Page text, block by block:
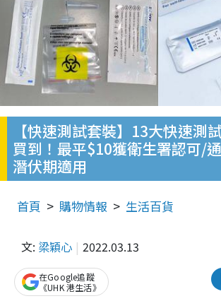
【快速測試套裝】13大快速測
買到！最平$10獲衛生署認可/
潛伏期適用
首頁 購物情報 生活百貨
文: 梁穎心 2022.03.13
在Google追蹤
《UHK 港生活》